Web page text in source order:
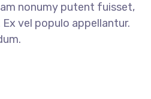
nonumy putent fuisset,
vel populo appellantur.